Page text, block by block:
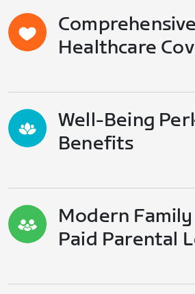
Comprehensive
Healthcare
Well-Being
Benefits
Modern
Paid Parental